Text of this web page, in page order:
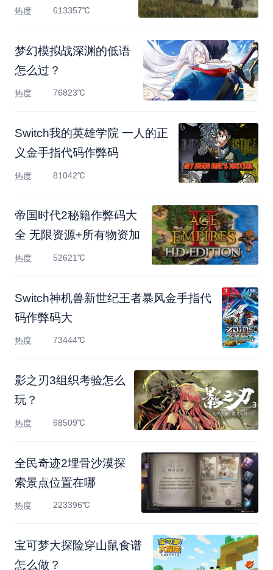
分
热度 613357℃
梦幻模拟战深渊的低语
怎么过？
热度 76823℃
Switch我的英雄学院 一人的正
义金手指代码作弊码
热度 81042℃
帝国时代2秘籍作弊码大
全 无限资源+所有物资加
热度 52621℃
Switch神机兽新世纪王者暴风金手指代
码作弊码大
热度 73444℃
影之刃3组织考验怎么
玩？
热度 68509℃
全民奇迹2埋骨沙漠探
索景点位置在哪
热度 223396℃
宝可梦大探险穿山鼠食谱
怎么做？